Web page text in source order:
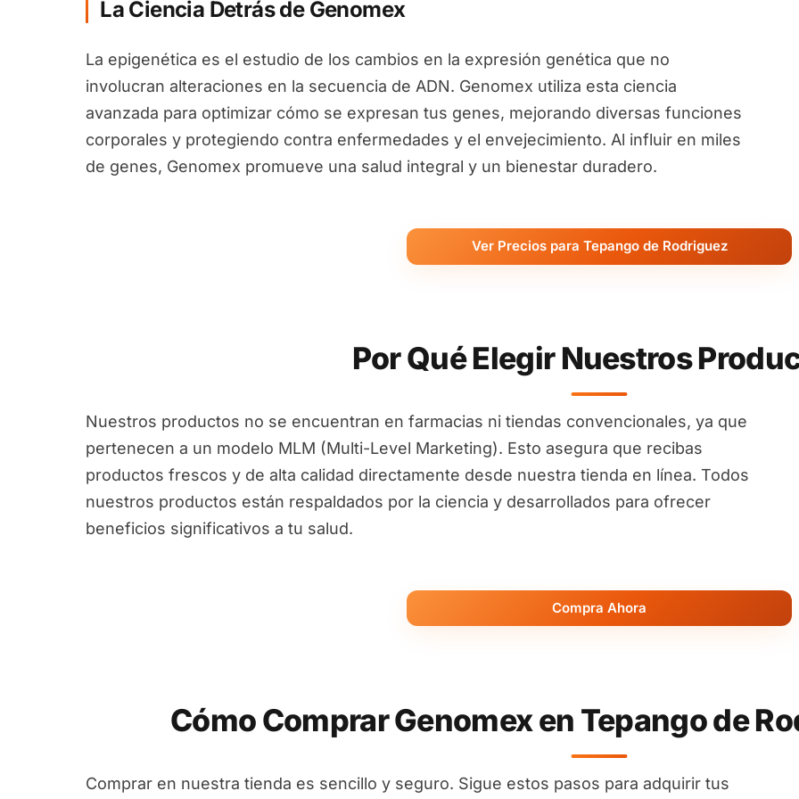
La Ciencia Detrás de Genomex
La epigenética es el estudio de los cambios en la expresión genética que no
involucran alteraciones en la secuencia de ADN. Genomex utiliza esta ciencia
avanzada para optimizar cómo se expresan tus genes, mejorando diversas funciones
corporales y protegiendo contra enfermedades y el envejecimiento. Al influir en miles
de genes, Genomex promueve una salud integral y un bienestar duradero.
Ver Precios para Tepango de Rodriguez
Por Qué Elegir Nuestros
Nuestros productos no se encuentran en farmacias ni tiendas convencionales, ya que
pertenecen a un modelo MLM (Multi-Level Marketing). Esto asegura que recibas
productos frescos y de alta calidad directamente desde nuestra tienda en línea. Todos
nuestros productos están respaldados por la ciencia y desarrollados para ofrecer
beneficios significativos a tu salud.
Compra Ahora
Cómo Comprar Genomex en Tepango de
Comprar en nuestra tienda es sencillo y seguro. Sigue estos pasos para adquirir tus